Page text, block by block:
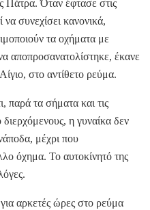
Πάτρα. Όταν έφτασε στις
συνεχίσει κανονικά,
τα οχήματα με
αποπροσανατολίστηκε, έκανε
στο αντίθετο ρεύμα.
παρά τα σήματα και τις
η γυναίκα δεν
μέχρι που
όχημα. Το αυτοκίνητό της
αρκετές ώρες στο ρεύμα